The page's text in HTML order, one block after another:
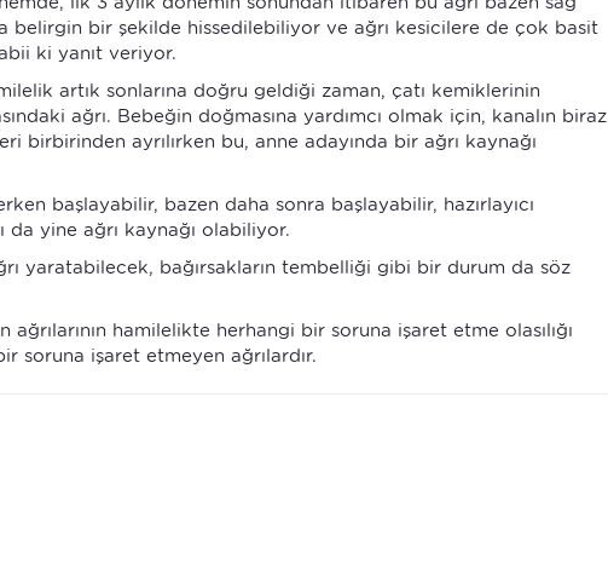
bir şekilde hissedilebiliyor ve ağrı kesicilere de çok basit
ki yanıt veriyor.
artık sonlarına doğru geldiği zaman, çatı kemiklerinin
ağrı. Bebeğin doğmasına yardımcı olmak için, kanalın biraz
birbirinden ayrılırken bu, anne adayında bir ağrı kaynağı
başlayabilir, bazen daha sonra başlayabilir, hazırlayıcı
da yine ağrı kaynağı olabiliyor.
yaratabilecek, bağırsakların tembelliği gibi bir durum da söz
hamilelikte herhangi bir soruna işaret etme olasılığı
soruna işaret etmeyen ağrılardır.